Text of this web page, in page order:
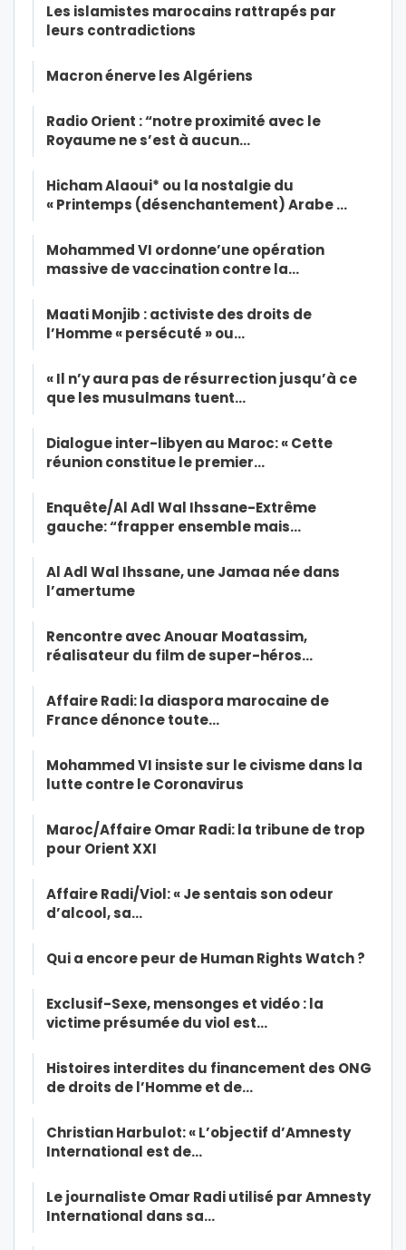
Les islamistes marocains rattrapés par
leurs contradictions
Macron énerve les Algériens
Radio Orient : “notre proximité avec le
Royaume ne s’est à aucun…
Hicham Alaoui* ou la nostalgie du
« Printemps (désenchantement) Arabe …
Mohammed VI ordonne’une opération
massive de vaccination contre la…
Maati Monjib : activiste des droits de
l’Homme « persécuté » ou…
« Il n’y aura pas de résurrection jusqu’à ce
que les musulmans tuent…
Dialogue inter-libyen au Maroc: « Cette
réunion constitue le premier…
Enquête/Al Adl Wal Ihssane-Extrême
gauche: “frapper ensemble mais…
Al Adl Wal Ihssane, une Jamaa née dans
l’amertume
Rencontre avec Anouar Moatassim,
réalisateur du film de super-héros…
Affaire Radi: la diaspora marocaine de
France dénonce toute…
Mohammed VI insiste sur le civisme dans la
lutte contre le Coronavirus
Maroc/Affaire Omar Radi: la tribune de trop
pour Orient XXI
Affaire Radi/Viol: « Je sentais son odeur
d’alcool, sa…
Qui a encore peur de Human Rights Watch ?
Exclusif-Sexe, mensonges et vidéo : la
victime présumée du viol est…
Histoires interdites du financement des ONG
de droits de l’Homme et de…
Christian Harbulot: « L’objectif d’Amnesty
International est de…
Le journaliste Omar Radi utilisé par Amnesty
International dans sa…